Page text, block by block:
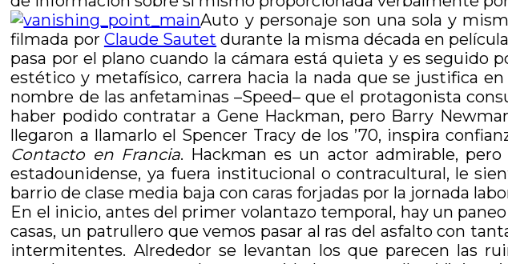
Auto y personaje son una sola y
filmada por Claude Sautet durante la misma década en
pasa por el plano cuando la cámara está quieta y es
estético y metafísico, carrera hacia la nada que se justifica
nombre de las anfetaminas –Speed– que el protagonista
haber podido contratar a Gene Hackman, pero Barry
llegaron a llamarlo el Spencer Tracy de los ’70, inspira
Contacto en Francia. Hackman es un actor admirable,
estadounidense, ya fuera institucional o contracultural, le
barrio de clase media baja con caras forjadas por la jornada
En el inicio, antes del primer volantazo temporal, hay un
casas, un patrullero que vemos pasar al ras del asfalto con
intermitentes. Alrededor se levantan los que parecen las